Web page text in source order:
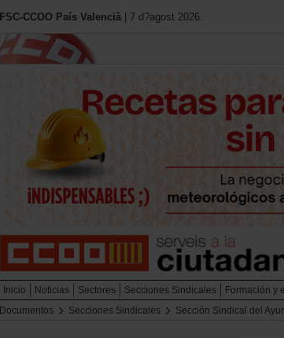
FSC-CCOO País Valencià | 7 d?agost 2026.
Inicio Noticias Sectores Secciones Sindicales Formación y
Documentos
Secciones Sindicales Sección Sindical del